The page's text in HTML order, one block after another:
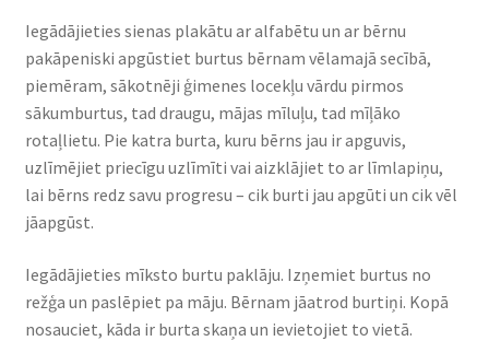
Iegādājieties sienas plakātu ar alfabētu un ar bērnu
pakāpeniski apgūstiet burtus bērnam vēlamajā secībā,
piemēram, sākotnēji ģimenes locekļu vārdu pirmos
sākumburtus, tad draugu, mājas mīluļu, tad mīļāko
rotaļlietu. Pie katra burta, kuru bērns jau ir apguvis,
uzlīmējiet priecīgu uzlīmīti vai aizklājiet to ar līmlapiņu,
lai bērns redz savu progresu – cik burti jau apgūti un cik vēl
jāapgūst.
Iegādājieties mīksto burtu paklāju. Izņemiet burtus no
režģa un paslēpiet pa māju. Bērnam jāatrod burtiņi. Kopā
nosauciet, kāda ir burta skaņa un ievietojiet to vietā.